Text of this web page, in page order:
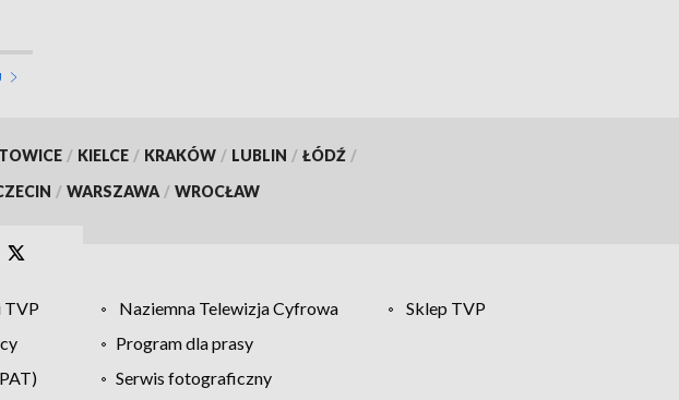
/ KIELCE / KRAKÓW / LUBLIN / ŁÓDŹ /
/ WARSZAWA / WROCŁAW
TVP Naziemna Telewizja Cyfrowa
Sklep TVP
Program dla prasy
Serwis fotograficzny